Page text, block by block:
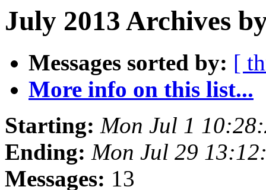
July 2013 Archives
Messages sorted by: [
More info on this list...
Starting: Mon Jul 1
Ending: Mon Jul 29
Messages: 13